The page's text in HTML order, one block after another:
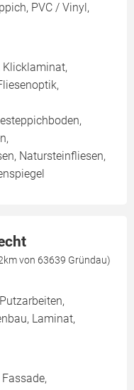
PVC / Vinyl,
Klicklaminat,
Natursteinfliesen,
von 63639 Gründau)
Laminat,